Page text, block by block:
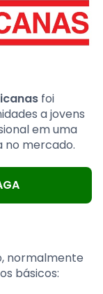
foi
a jovens
em uma
no mercado.
normalmente
básicos: